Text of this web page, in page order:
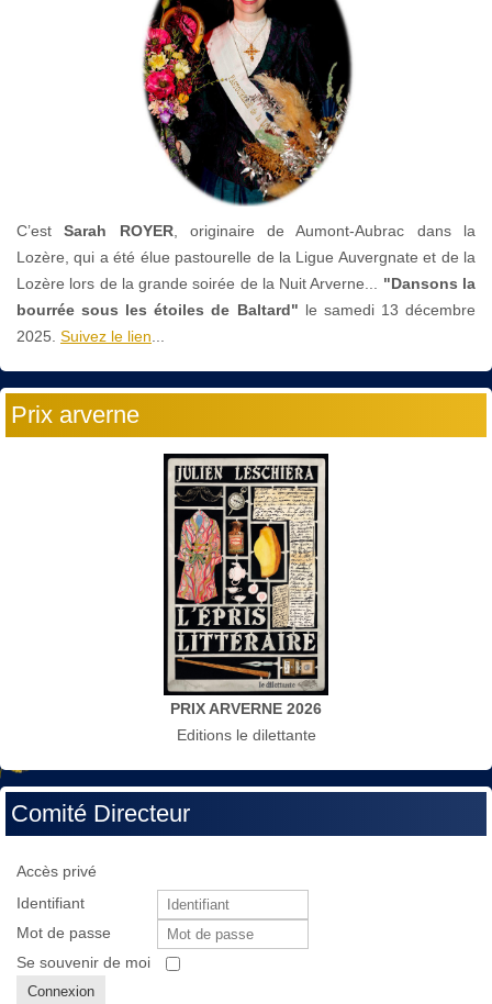
C’estSarah ROYER, originaire de Aumont-Aubrac dans la
Lozère, qui a été élue pastourelle de la Ligue Auvergnate et de la
Lozère lors de la grande soirée de la Nuit Arverne... "Dansons la
bourrée sous les étoiles de Baltard" le samedi 13 décembre
2025. Suivez le lien...
Prix arverne
PRIX ARVERNE 2026
Editions le dilettante
Comité Directeur
Accès privé
Identifiant
Mot de passe
Se souvenir de moi
Connexion